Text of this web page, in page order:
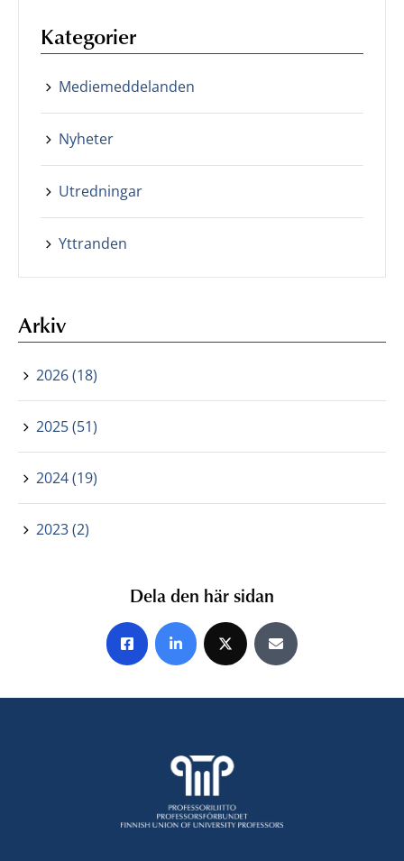
Kategorier
Mediemeddelanden
Nyheter
Utredningar
Yttranden
Arkiv
2026 (18)
2025 (51)
2024 (19)
2023 (2)
Dela den här sidan
Share on Facebook
Share on LinkedIn
Share on XShare by E-mail